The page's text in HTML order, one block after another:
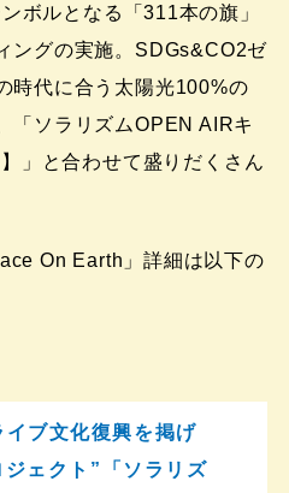
ボルとなる「311本の旗」
ングの実施。SDGs&CO2ゼ
時代に合う太陽光100%の
「ソラリズムOPEN AIRキ
」と合わせて盛りだくさん
On Earth」詳細は以下の
ブ文化復興を掲げ
ェクト”「ソラリズ